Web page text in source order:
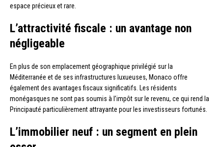
espace précieux et rare.
L’attractivité fiscale : un avantage non
négligeable
En plus de son emplacement géographique privilégié sur la
Méditerranée et de ses infrastructures luxueuses, Monaco offre
également des avantages fiscaux significatifs. Les résidents
monégasques ne sont pas soumis à l’impôt sur le revenu, ce qui rend la
Principauté particulièrement attrayante pour les investisseurs fortunés.
L’immobilier neuf : un segment en plein